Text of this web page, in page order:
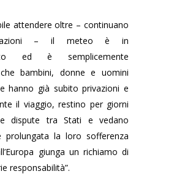
attendere oltre – continuano
– il meteo è in
ed è semplicemente
bambini, donne e uomini
hanno già subito privazioni e
il viaggio, restino per giorni
dispute tra Stati e vedano
prolungata la loro sofferenza
giunga un richiamo di
responsabilità”.